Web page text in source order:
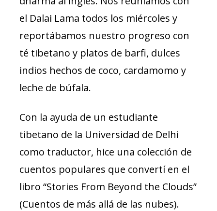
el Dalai Lama todos los miércoles y
reportábamos nuestro progreso con
té tibetano y platos de barfi, dulces
indios hechos de coco, cardamomo y
leche de búfala.
Con la ayuda de un estudiante
tibetano de la Universidad de Delhi
como traductor, hice una colección de
cuentos populares que convertí en el
libro “Stories From Beyond the Clouds”
(Cuentos de más allá de las nubes).